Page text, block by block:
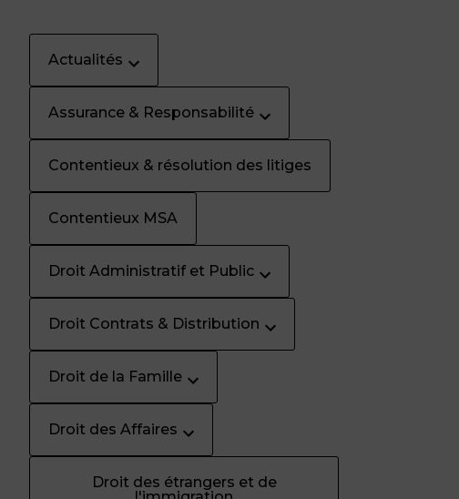
Actualités
Assurance & Responsabilité
Contentieux & résolution des litiges
Contentieux MSA
Droit Administratif et Public
Droit Contrats & Distribution
Droit de la Famille
Droit des Affaires
Droit des étrangers et de